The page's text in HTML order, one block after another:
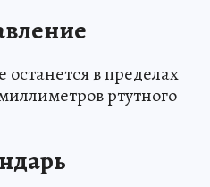
в пределах
ртутного